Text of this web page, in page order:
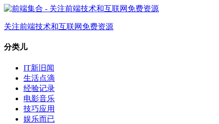
关注前端技术和互联网免费资源
分类儿
IT新旧闻
生活点滴
经验记录
电影音乐
技巧应用
娱乐而已